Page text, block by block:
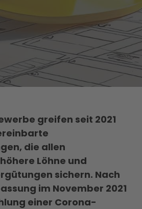
greifen seit 2021
die allen
Löhne und
sichern. Nach
im November 2021
einer Corona-